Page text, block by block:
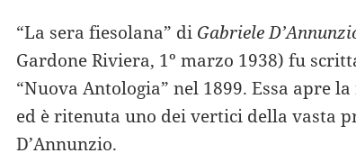
“La sera fiesolana” di Gabriele
Gardone Riviera, 1º marzo 1938) fu
“Nuova Antologia” nel 1899. Essa apre
ed è ritenuta uno dei vertici della vasta
D’Annunzio.